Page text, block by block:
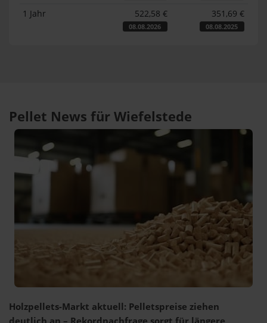
1 Jahr 522,58 €
08.08.2026
351,69 €
08.08.2025
Pellet News für Wiefelstede
Holzpellets-Markt aktuell: Pelletspreise ziehen